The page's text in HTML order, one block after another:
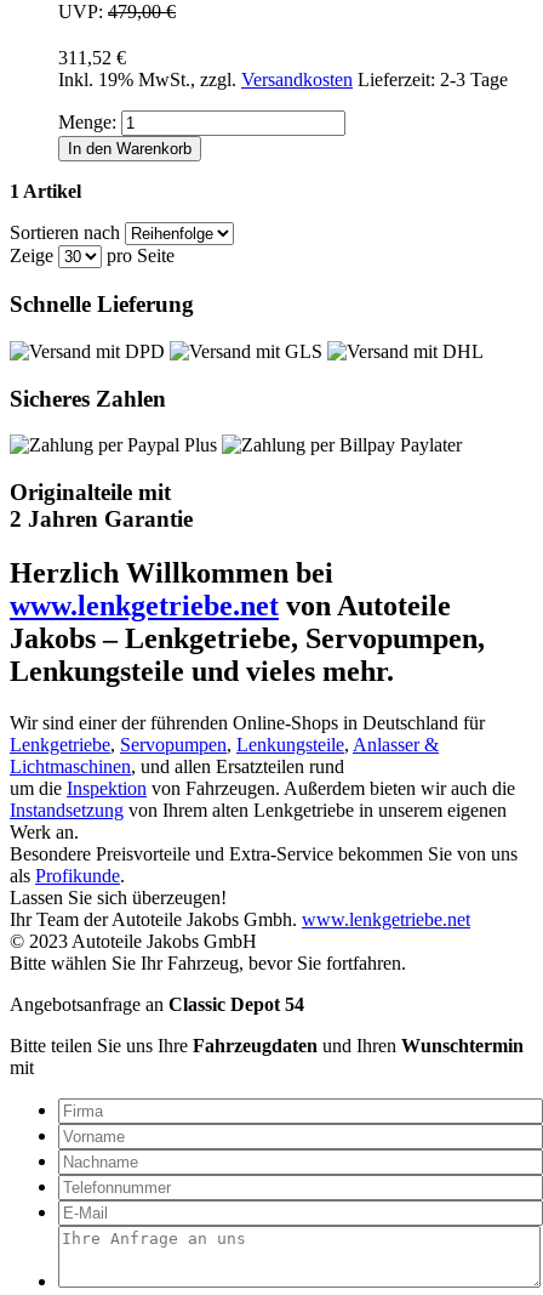
UVP: 479,00 €
311,52 €
Inkl. 19% MwSt., zzgl. Versandkosten Lieferzeit: 2-3 Tage
Menge:
In den Warenkorb
1 Artikel
Sortieren nach
Zeige
pro Seite
Schnelle Lieferung
Sicheres Zahlen
Originalteile mit
2 Jahren Garantie
Herzlich Willkommen bei
www.lenkgetriebe.net von Autoteile
Jakobs – Lenkgetriebe, Servopumpen,
Lenkungsteile und vieles mehr.
Wir sind einer der führenden Online-Shops in Deutschland für
Lenkgetriebe, Servopumpen, Lenkungsteile, Anlasser &
Lichtmaschinen, und allen Ersatzteilen rund
um die Inspektion von Fahrzeugen. Außerdem bieten wir auch die
Instandsetzung von Ihrem alten Lenkgetriebe in unserem eigenen
Werk an.
Besondere Preisvorteile und Extra-Service bekommen Sie von uns
als Profikunde.
Lassen Sie sich überzeugen!
Ihr Team der Autoteile Jakobs Gmbh. www.lenkgetriebe.net
© 2023 Autoteile Jakobs GmbH
Bitte wählen Sie Ihr Fahrzeug, bevor Sie fortfahren.
Angebotsanfrage an Classic Depot 54
Bitte teilen Sie uns Ihre Fahrzeugdaten und Ihren Wunschtermin
mit